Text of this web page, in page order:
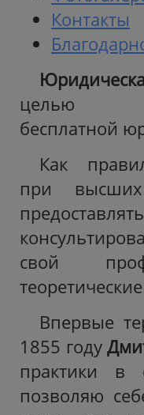
Контакты
целью
бесплатной
Как
при
свой
Впервые
1855 году
практики в
позволяю